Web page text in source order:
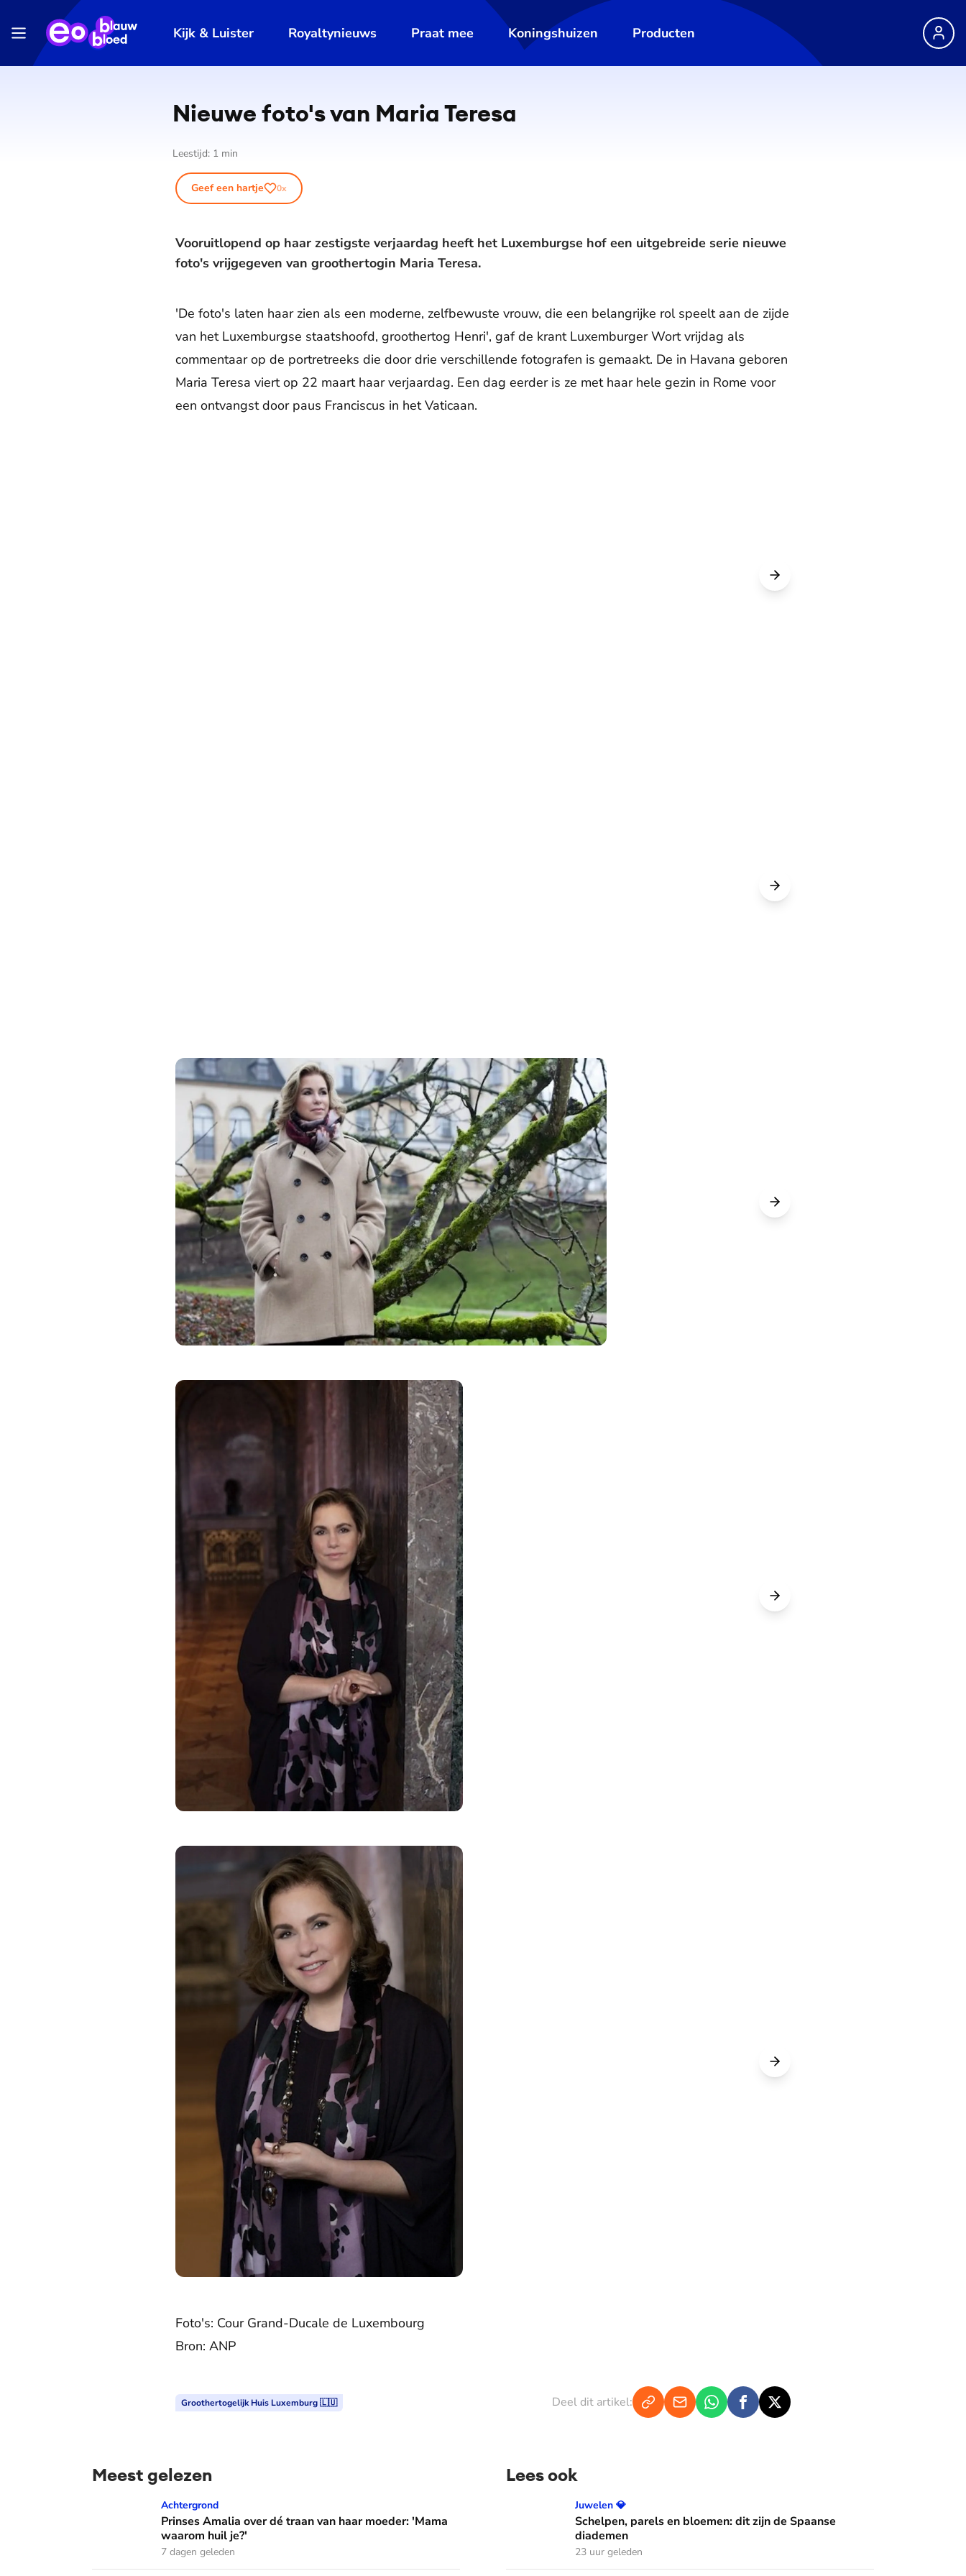
Kijk & Luister Royaltynieuws Praat mee Koningshuizen Producten
Nieuwe foto's van Maria Teresa
Leestijd: 1 min
Geef een hartje 0x
Vooruitlopend op haar zestigste verjaardag heeft het Luxemburgse hof een uitgebreide serie nieuwe
foto's vrijgegeven van groothertogin Maria Teresa.
'De foto's laten haar zien als een moderne, zelfbewuste vrouw, die een belangrijke rol speelt aan de zijde
van het Luxemburgse staatshoofd, groothertog Henri', gaf de krant Luxemburger Wort vrijdag als
commentaar op de portretreeks die door drie verschillende fotografen is gemaakt. De in Havana geboren
Maria Teresa viert op 22 maart haar verjaardag. Een dag eerder is ze met haar hele gezin in Rome voor
een ontvangst door paus Franciscus in het Vaticaan.
Foto's: Cour Grand-Ducale de Luxembourg
Bron: ANP
Groothertogelijk Huis Luxemburg 🇱🇺 Deel dit artikel:
Meest gelezen
Prinses Amalia over dé traan van haar moeder: 'Mama waarom huil je?'
Achtergrond
Prinses Amalia over dé traan van haar moeder: 'Mama
waarom huil je?'
7 dagen geleden
Lees ook
Schelpen, parels en bloemen: dit zijn de Spaanse diademen
Juwelen 💎
Schelpen, parels en bloemen: dit zijn de Spaanse
diademen
23 uur geleden